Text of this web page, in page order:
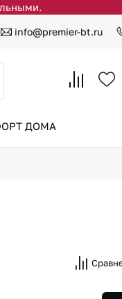
info@premier-bt.ru
ДОМА